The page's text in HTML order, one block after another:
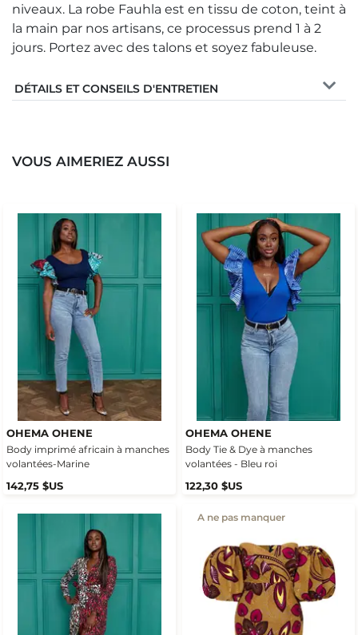
niveaux. La robe Fauhla est en tissu de coton, teint à
la main par nos artisans, ce processus prend 1 à 2
jours. Portez avec des talons et soyez fabuleuse.
DÉTAILS ET CONSEILS D'ENTRETIEN
VOUS AIMERIEZ AUSSI
OHEMA OHENE
Body imprimé africain à manches
volantées-Marine
142,75 $US
OHEMA OHENE
Body Tie & Dye à manches
volantées - Bleu roi
122,30 $US
A ne pas manquer